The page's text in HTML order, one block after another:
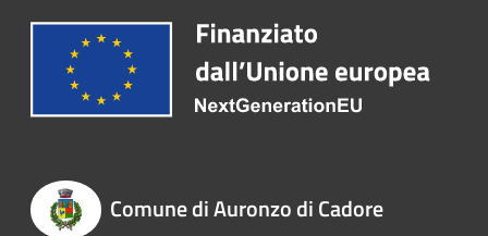
Comune di Auronzo di Cadore